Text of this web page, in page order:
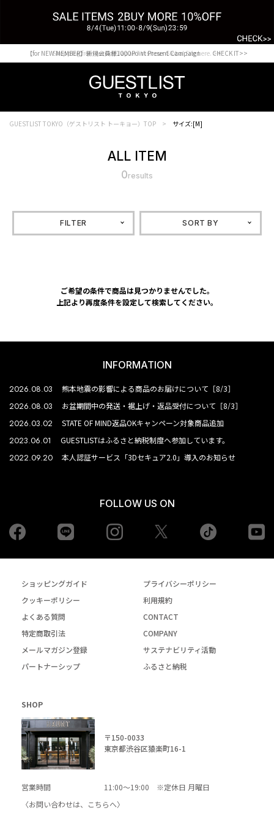
Shopping from outside Japan? Visit our Global Site here. >>
【for NEW MEMBER】新規会員様1000Point Present Campaign CHECK IT>>
GUESTLIST TOKYO（ゲストリスト トーキョー）TOP サイズ:[M]
ALL ITEM
0results
FILTER SORT BY
ご希望の条件で商品は見つかりませんでした。
上記より再度条件を設定して検索してください。
INFORMATION
2026.08.03 熊本地震の影響による商品のお届けについて［8/3］
2026.08.03 お盆期間中の発送・裾上げ・返品受付について［8/3］
2026.03.02 STATE OF MIND返品OKキャンペーン対象商品追加
2023.06.01 GUESTLISTはふるさと納税制度へ参加しています。
2022.09.20 本人認証サービス「3Dセキュア2.0」導入のお知らせ
FOLLOW US ON
Facebook Instagram tiktok
ショッピングガイド
プライバシーポリシー
クッキーポリシー
利用規約
よくある質問
CONTACT
特定商取引法
COMPANY
メールマガジン登録
サステナビリティ活動
パートナーシップ
ふるさと納税
SHOP
〒150-0033
東京都渋谷区猿楽町16-1
営業時間
11:00～19:00 ※定休日 月曜日
〈お問い合わせは、
こちらへ〉